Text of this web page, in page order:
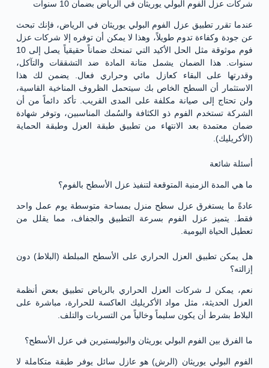
شركات عزل الفوم البولي يوريثان في الرياض بضمان 10 سنوات
عندما تقرر تطبيق عزل الفوم البولي يوريثان في الرياض، فإنك تبحث
عن جودة وكفاءة تدوم طويلاً، وهذا لا يمكن أن توفره إلا شركات عزل
فوم موثوقة مثل الحل الأكيد التي تمنحك ضماناً حقيقياً يصل إلى 10
سنوات. هذا الضمان يشمل متانة المادة ضد التشققات والتآكل،
وقدرتها على البقاء كعازل مائي وحراري فعال. يضمن لك هذا
الاستثمار أن السطح الخاص بك سيتحمل الظروف المناخية القاسية،
ولن تحتاج إلى صيانة مكلفة على المدى القريب. تأكد دائماً من أن
الشركة تستخدم الفوم ذو الكثافة والسُمك المناسبين، وتوفر شهادة
ضمان معتمدة بعد الانتهاء من تطبيق طبقة العزل وطبقة الحماية
(الأكريليك).
أسئلة شائعة
ما هي المدة الزمنية المتوقعة لتنفيذ عزل الأسطح بالفوم؟
عادةً ما يستغرق عزل سطح منزل بمساحة متوسطة يوم عمل واحد
فقط. يتميز عزل الفوم بسرعة التطبيق والجفاف، مما يقلل من
تعطيل الحياة اليومية.
هل يمكن تطبيق العزل الحراري على الأسطح المبلطة (البلاط) دون
إزالته؟
نعم، يمكن لـ شركات العزل الحراري بالرياض تطبيق بعض أنظمة
العزل الحديثة، مثل مواد الأكريليك العاكسة للحرارة، مباشرة على
البلاط بشرط أن يكون سليماً وخالياً من التسربات والتلف.
ما الفرق بين الفوم البولي يوريثان والبوليستيرين في عزل الأسطح؟
الفوم البولي يوريثان (الرش) هو عازل سائل يوفر طبقة متكاملة لا